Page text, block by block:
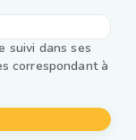
suivi dans ses
correspondant à